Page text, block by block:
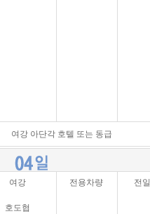
여강 아단각 호텔 또는 동급
여강
호도협
전용차량 전일